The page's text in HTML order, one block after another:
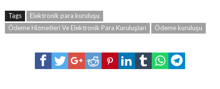
Tags
Elektronik para kuruluşu
Ödeme Hizmetleri Ve Elektronik Para Kuruluşları
Ödeme kuruluşu